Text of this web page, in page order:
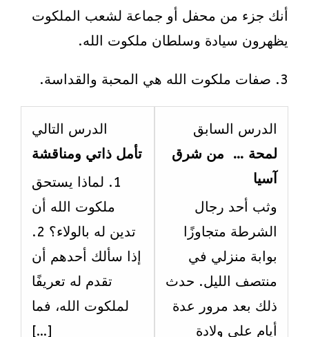
أنك جزء من محفل أو جماعة لشعب الملكوت
يظهرون سيادة وسلطان ملكوت الله.
3. صفات ملكوت الله هي المحبة والقداسة.
الدرس السابق
لمحة … من شرق
آسيا
وثب أحد رجال
الشرطة متجاوزًا
بوابة منزلي في
منتصف الليل. حدث
ذلك بعد مرور عدة
أيام على ولادة
الاسبوع
الحادي
الدرس التالي
تأمل ذاتي ومناقشة
1. لماذا يستحق
ملكوت الله أن
تدين له بالولاء؟ 2.
إذا سألك أحدهم أن
تقدم له تعريفًا
لملكوت الله، فما
[…]
7
عشر.